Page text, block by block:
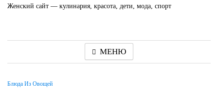
Женский сайт — кулинария, красота, дети, мода, спорт
МЕНЮ
Блюда Из Овощей